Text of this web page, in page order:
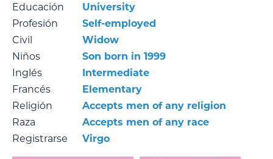
Educación
University
Profesión
Self-employed
Civil
Widow
Niños
Son born in 1999
Inglés
Intermediate
Francés
Elementary
Religión
Accepts men of any religion
Raza
Accepts men of any race
Registrarse
Virgo